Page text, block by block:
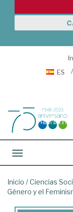
ES
Toggle navigation
Inicio /Ciencias
Género y el